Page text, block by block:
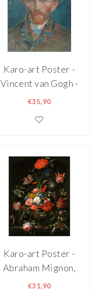
Karo-art Poster -
Vincent van Gogh -
Zelfportret ,
premium print,
€35,90
Karo-art Poster -
Abraham Mignon,
Bloemen in een
€31,90